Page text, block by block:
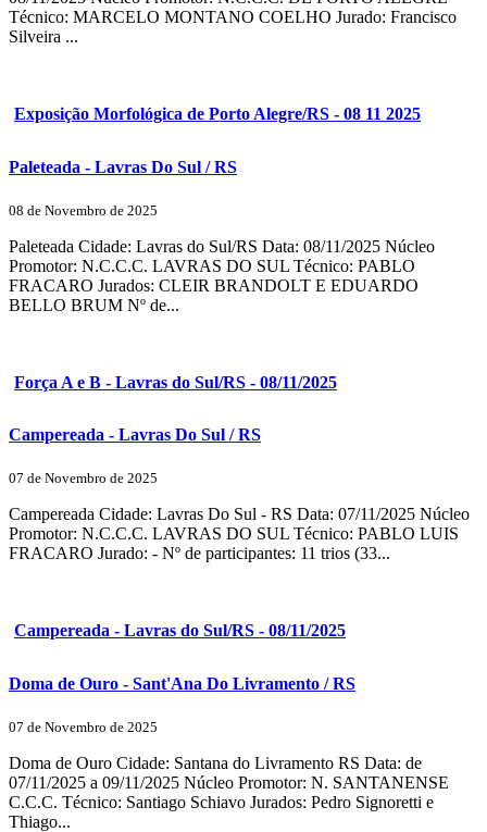
Técnico: MARCELO MONTANO COELHO Jurado: Francisco
Silveira ...
Exposição Morfológica de Porto Alegre/RS - 08 11 2025
Paleteada - Lavras Do Sul / RS
08 de Novembro de 2025
Paleteada Cidade: Lavras do Sul/RS Data: 08/11/2025 Núcleo
Promotor: N.C.C.C. LAVRAS DO SUL Técnico: PABLO
FRACARO Jurados: CLEIR BRANDOLT E EDUARDO
BELLO BRUM Nº de...
Força A e B - Lavras do Sul/RS - 08/11/2025
Campereada - Lavras Do Sul / RS
07 de Novembro de 2025
Campereada Cidade: Lavras Do Sul - RS Data: 07/11/2025 Núcleo
Promotor: N.C.C.C. LAVRAS DO SUL Técnico: PABLO LUIS
FRACARO Jurado: - Nº de participantes: 11 trios (33...
Campereada - Lavras do Sul/RS - 08/11/2025
Doma de Ouro - Sant'Ana Do Livramento / RS
07 de Novembro de 2025
Doma de Ouro Cidade: Santana do Livramento RS Data: de
07/11/2025 a 09/11/2025 Núcleo Promotor: N. SANTANENSE
C.C.C. Técnico: Santiago Schiavo Jurados: Pedro Signoretti e
Thiago...